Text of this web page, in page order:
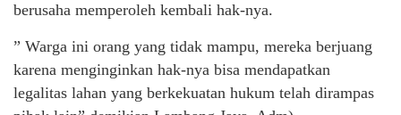
berusaha memperoleh kembali hak-nya.
” Warga ini orang yang tidak mampu, mereka berjuang
karena menginginkan hak-nya bisa mendapatkan
legalitas lahan yang berkekuatan hukum telah dirampas